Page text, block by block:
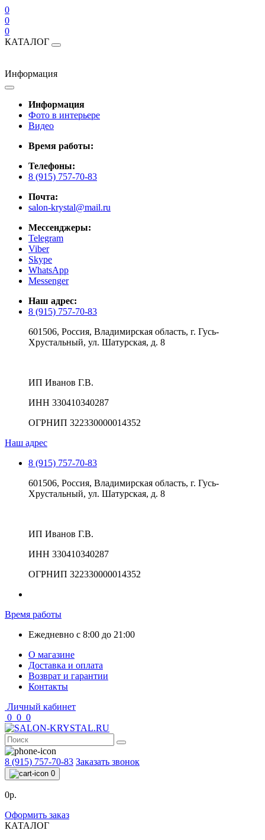
0
0
0
КАТАЛОГ
Информация
Информация
Фото в интерьере
Видео
Время работы:
Телефоны:
8 (915) 757-70-83
Почта:
salon-krystal@mail.ru
Мессенджеры:
Telegram
Viber
Skype
WhatsApp
Messenger
Наш адрес:
8 (915) 757-70-83
601506, Россия, Владимирская область, г. Гусь-
Хрустальный, ул. Шатурская, д. 8
ИП Иванов Г.В.
ИНН 330410340287
ОГРНИП 322330000014352
Наш адрес
8 (915) 757-70-83
601506, Россия, Владимирская область, г. Гусь-
Хрустальный, ул. Шатурская, д. 8
ИП Иванов Г.В.
ИНН 330410340287
ОГРНИП 322330000014352
Время работы
Ежедневно с 8:00 до 21:00
О магазине
Доставка и оплата
Возврат и гарантии
Контакты
Личный кабинет
0 0 0
8 (915) 757-70-83 Заказать звонок
0
0р.
Оформить заказ
КАТАЛОГ